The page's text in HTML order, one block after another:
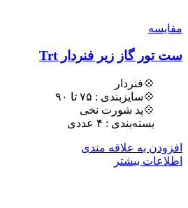
مقایسه
ست تور گاز زیر فنردار Trt
💠فنردار
💠سایزبندی : ٧۵ تا ٩٠
💠پد شورت نخی
بسته‌بندی : ۴ عددی
افزودن به علاقه مندی
اطلاعات بیشتر